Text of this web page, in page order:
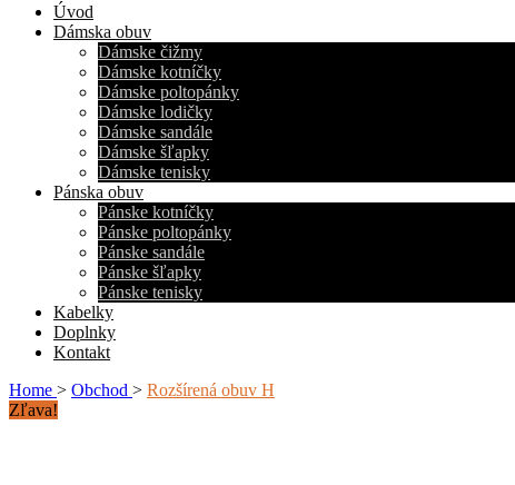
Úvod
Dámska obuv
Dámske čižmy
Dámske kotníčky
Dámske poltopánky
Dámske lodičky
Dámske sandále
Dámske šľapky
Dámske tenisky
Pánska obuv
Pánske kotníčky
Pánske poltopánky
Pánske sandále
Pánske šľapky
Pánske tenisky
Kabelky
Doplnky
Kontakt
Home > Obchod > Rozšírená obuv H
Zľava!